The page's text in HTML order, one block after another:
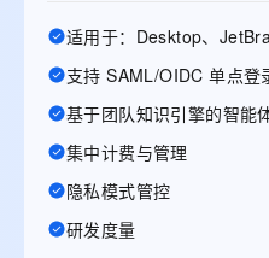
基于团队知识引擎的智能
集中计费与管理
隐私模式管控
研发度量